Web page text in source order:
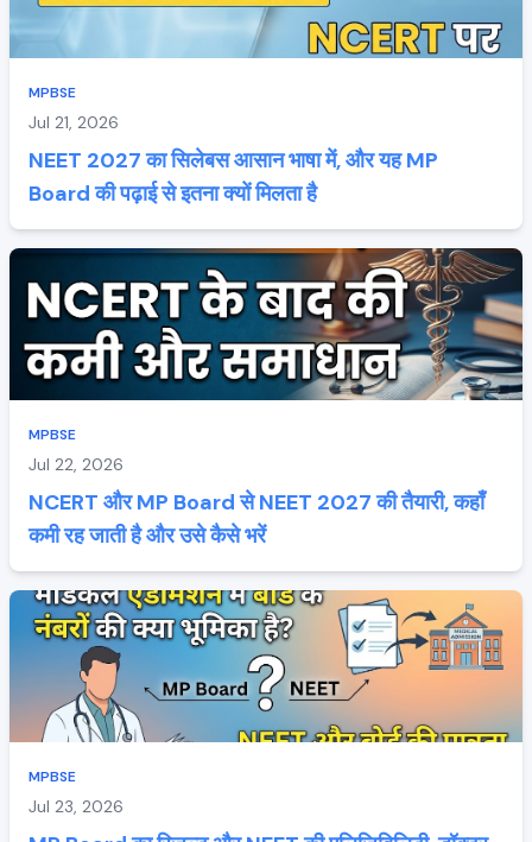
MPBSE
Jul 21, 2026
NEET 2027 का सिलेबस आसान भाषा में, और यह MP
Board की पढ़ाई से इतना क्यों मिलता है
MPBSE
Jul 22, 2026
NCERT और MP Board से NEET 2027 की तैयारी, कहाँ
कमी रह जाती है और उसे कैसे भरें
MPBSE
Jul 23, 2026